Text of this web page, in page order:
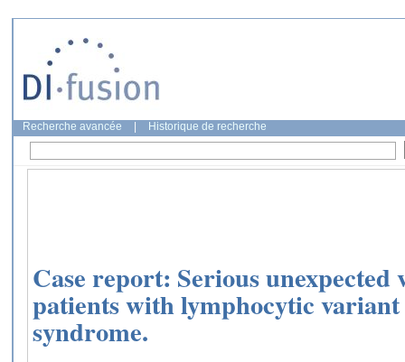
Recherche avancée Historique de recherche
Case report: Serious unexpected
patients with lymphocytic
syndrome.